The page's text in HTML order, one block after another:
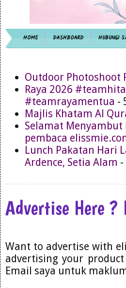
HOME DASHBOARD HUBUNGI
Outdoor Photoshoot
Raya 2026
#teamrayamentua -
Majlis Khatam Al
Selamat
pembaca
Lunch Pakatan Hari
Ardence, Setia Alam
Advertise Here
Want to advertise with
advertising your
Email saya untuk